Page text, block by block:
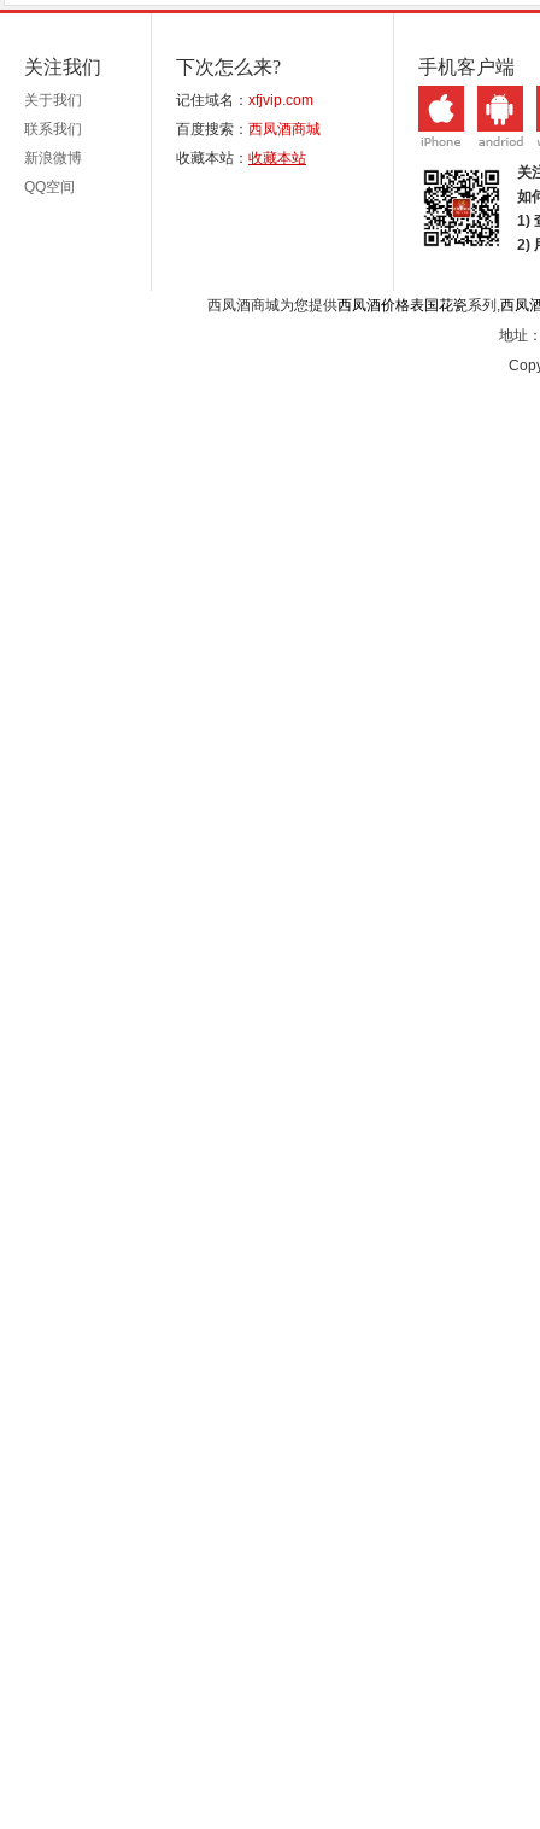
关注我们
关于我们
联系我们
新浪微博
QQ空间
下次怎么来?
记住域名： xfjvip.com
百度搜索： 西凤酒商城
收藏本站： 收藏本站
手机客户端
关
如
1)
2)
西凤酒商城为您提供西凤酒价格表国花瓷系列, 西凤
地址